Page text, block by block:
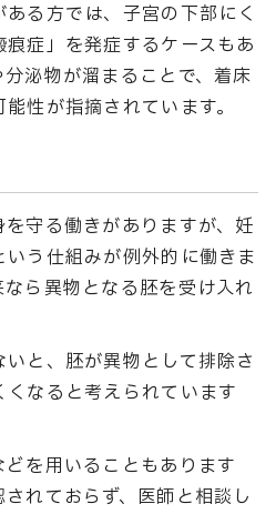
る方では、子宮の下部にく
症」を発症するケースもあ
泌物が溜まることで、着床
性が指摘されています。
守る働きがありますが、妊
う仕組みが例外的に働きま
ら異物となる胚を受け入れ
と、胚が異物として排除さ
なると考えられています
を用いることもあります
れておらず、医師と相談し